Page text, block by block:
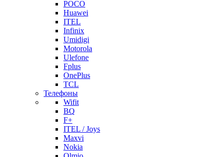
POCO
Huawei
ITEL
Infinix
Umidigi
Motorola
Ulefone
Fplus
OnePlus
TCL
Телефоны
Wifit
BQ
F+
ITEL / Joys
Maxvi
Nokia